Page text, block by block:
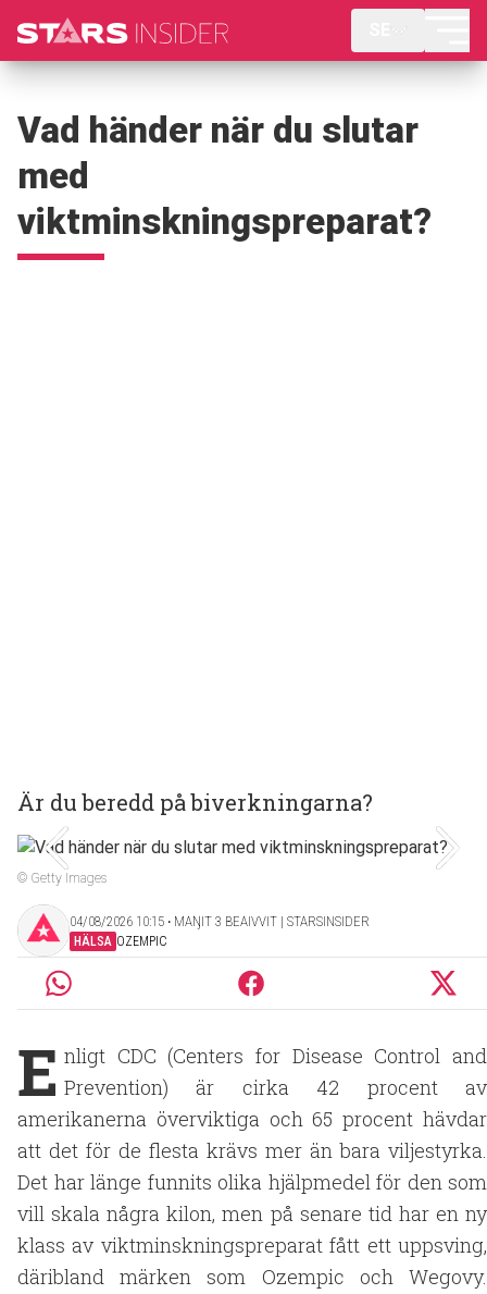
Vad händer när du slutar
med
viktminskningspreparat?
Är du beredd på biverkningarna?
© Getty Images
04/08/2026 10:15 ‧ MAŊIT 3 BEAIVVIT | STARSINSIDER
HÄLSA OZEMPIC
E nligt CDC (Centers for Disease Control and
Prevention) är cirka 42 procent av
amerikanerna överviktiga och 65 procent hävdar
att det för de flesta krävs mer än bara viljestyrka.
Det har länge funnits olika hjälpmedel för den som
vill skala några kilon, men på senare tid har en ny
klass av viktminskningspreparat fått ett uppsving,
däribland märken som Ozempic och Wegovy.